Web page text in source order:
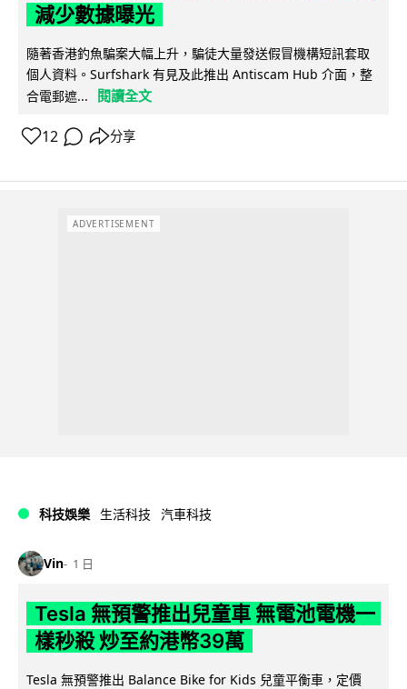
減少數據曝光
隨著香港釣魚騙案大幅上升，騙徒大量發送假冒機構短訊套取
個人資料。Surfshark 有見及此推出 Antiscam Hub 介面，整
合電郵遮...
閱讀全文
12 分享
ADVERTISEMENT
科技娛樂 生活科技 汽車科技
Vin 1 日
Tesla 無預警推出兒童車 無電池電機一
樣秒殺 炒至約港幣39萬
Tesla 無預警推出 Balance Bike for Kids 兒童平衡車，定價